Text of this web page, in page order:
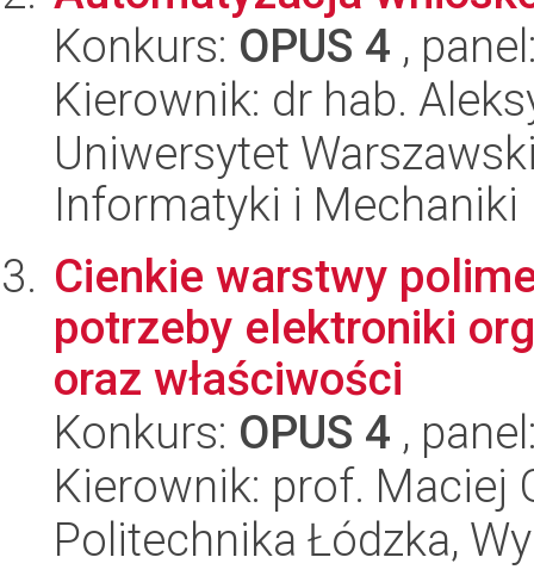
Konkurs: OPUS 4 ,
Kierownik: dr hab.
Uniwersytet
Informatyki i Mechaniki
Cienkie warstwy
potrzeby elektroniki
oraz właściwości
Konkurs: OPUS 4 ,
Kierownik: prof. Maciej
Politechnika Łódzka,